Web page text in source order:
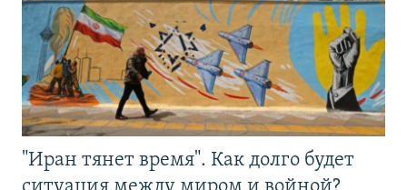
"Иран тянет время". Как долго будет